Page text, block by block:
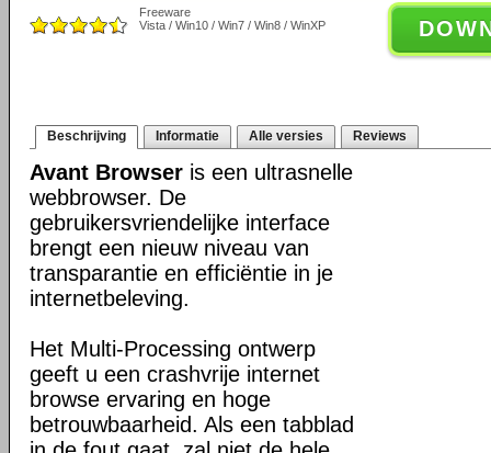
Freeware
Vista / Win10 / Win7 / Win8 / WinXP
Beschrijving Informatie Alle versies Reviews
Avant Browser is een ultrasnelle
webbrowser. De
gebruikersvriendelijke interface
brengt een nieuw niveau van
transparantie en efficiëntie in je
internetbeleving.
Het Multi-Processing ontwerp
geeft u een crashvrije internet
browse ervaring en hoge
betrouwbaarheid. Als een tabblad